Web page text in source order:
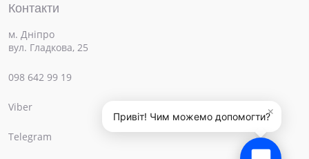
×
Привіт! Чим можемо допомогти?
Контакти
м. Дніпро
вул. Гладкова, 25
098 642 99 19
Viber
Telegram